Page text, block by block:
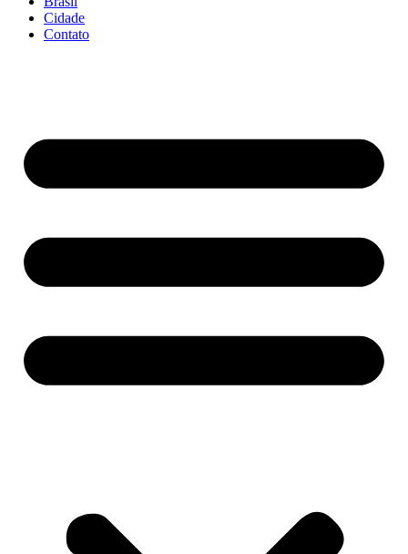
Cidade
Contato